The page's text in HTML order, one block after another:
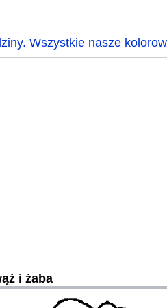
Wszystkie nasze
i żaba